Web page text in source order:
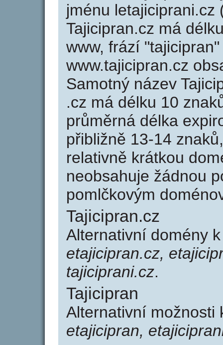
jménu letajiciprani.cz
Tajicipran.cz má
www, frází
www.tajicipran.cz
Samotný název
.cz má délku 10
průměrná délka
přibližně 13-14
relativně krátkou
neobsahuje žádnou
pomlčkovým
Tajicipran.cz
Alternativní domény
etajicipran.cz,
tajiciprani.cz.
Tajicipran
Alternativní možnosti
etajicipran,